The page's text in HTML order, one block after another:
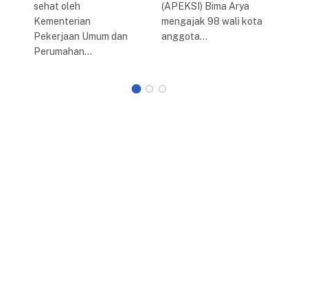
sehat oleh
Kementerian
Pekerjaan Umum dan
Perumahan…
(APEKSI) Bima Arya
mengajak 98 wali kota
anggota…